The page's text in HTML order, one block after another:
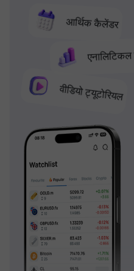
आर्थिक कैलेंडर
एनालिटिकल
वीडियो ट्यूटोरियल